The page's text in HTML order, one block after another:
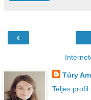
‹
Túry
Teljes